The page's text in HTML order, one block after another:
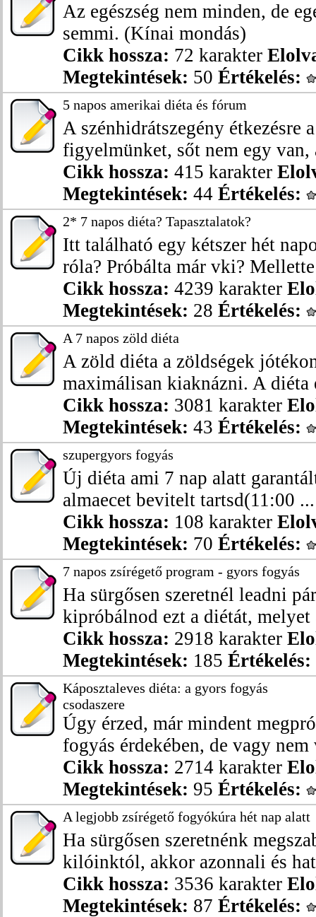
Az egészség nem minden, de
semmi. (Kínai mondás)
Cikk hossza: 72 karakter
Megtekintések: 50 Értékelés:
5 napos amerikai diéta és fórum
A szénhidrátszegény étkezésre
figyelmünket, sőt nem egy van,
Cikk hossza: 415 karakter
Megtekintések: 44 Értékelés:
2* 7 napos diéta? Tapasztalatok?
Itt található egy kétszer hét
róla? Próbálta már vki?
Cikk hossza: 4239 karakter
Megtekintések: 28 Értékelés:
A 7 napos zöld diéta
A zöld diéta a zöldségek
maximálisan kiaknázni. A diéta
Cikk hossza: 3081 karakter
Megtekintések: 43 Értékelés:
szupergyors fogyás
Új diéta ami 7 nap alatt
almaecet bevitelt tartsd(11:00 ...
Cikk hossza: 108 karakter
Megtekintések: 70 Értékelés:
7 napos zsírégető program - gyors fogyás
Ha sürgősen szeretnél leadni
kipróbálnod ezt a diétát, melyet
Cikk hossza: 2918 karakter
Megtekintések: 185 Értékelés:
Káposztaleves diéta: a gyors fogyás
csodaszere
Úgy érzed, már mindent
fogyás érdekében, de vagy
Cikk hossza: 2714 karakter
Megtekintések: 95 Értékelés:
A legjobb zsírégető fogyókúra hét nap alatt
Ha sürgősen szeretnénk
kilóinktól, akkor azonnali és
Cikk hossza: 3536 karakter
Megtekintések: 87 Értékelés: